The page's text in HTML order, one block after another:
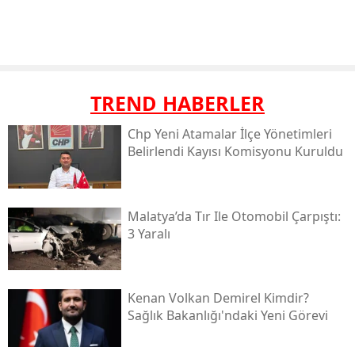
TREND HABERLER
Chp Yeni Atamalar İlçe Yönetimleri
Belirlendi Kayısı Komisyonu Kuruldu
Malatya’da Tır Ile Otomobil Çarpıştı:
3 Yaralı
Kenan Volkan Demirel Kimdir?
Sağlık Bakanlığı'ndaki Yeni Görevi